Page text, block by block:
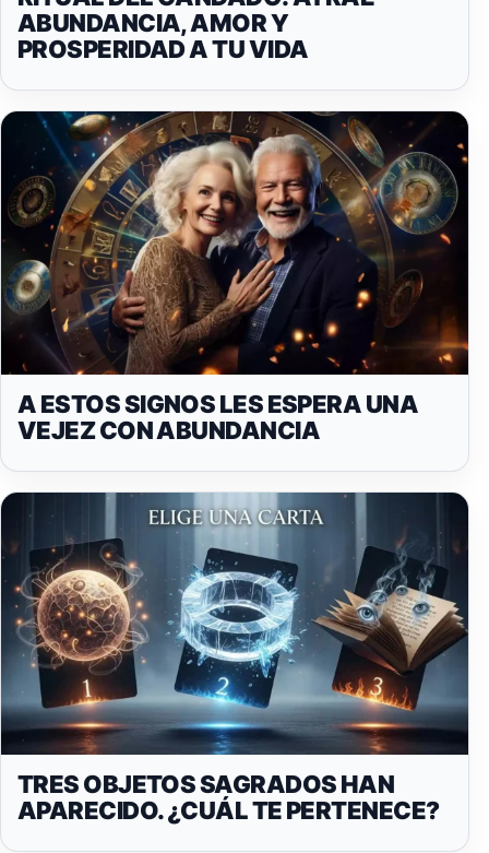
ABUNDANCIA, AMOR Y
PROSPERIDAD A TU VIDA
A ESTOS SIGNOS LES ESPERA UNA
VEJEZ CON ABUNDANCIA
TRES OBJETOS SAGRADOS HAN
APARECIDO. ¿CUÁL TE PERTENECE?